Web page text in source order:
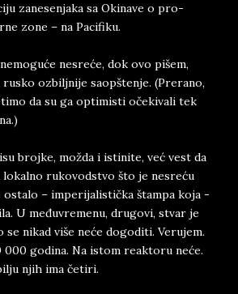
za­ne­sen­ja­ka sa Oki­na­ve o pro­
zone – na Pa­ci­fi­ku.
ne­sreće, dok ovo pišem,
ozbil­jni­je sa­op­štenje. (Pre­ra­no,
da su ga op­ti­mi­sti očeki­va­li tek
broj­ke, možda i isti­ni­te, već vest da
ru­ko­vod­stvo što je ne­sreću
osta­lo – im­pe­ri­ja­li­stička štam­pa ko­ja
U međuvre­me­nu, dru­go­vi, stvar je
ni­kad više neće do­go­di­ti. Ve­ru­jem.
000 go­di­na. Na istom re­ak­to­ru neće.
njih ima čet­iri.